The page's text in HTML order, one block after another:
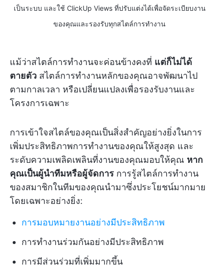
เป็นระบบ และใช้ ClickUp Views ที่ปรับแต่งได้เพื่อจัดระเบียบงาน
ของคุณและรองรับทุกสไตล์การทำงาน
แม้ว่าสไตล์การทำงานจะค่อนข้างคงที่ แต่ก็ไม่ได้
ตายตัว สไตล์การทำงานหลักของคุณอาจพัฒนาไป
ตามกาลเวลา หรือเปลี่ยนแปลงเพื่อรองรับงานและ
โครงการเฉพาะ
การเข้าใจสไตล์ของคุณเป็นสิ่งสำคัญอย่างยิ่งในการ
เพิ่มประสิทธิภาพการทำงานของคุณให้สูงสุด และ
ระดับความเพลิดเพลินที่งานของคุณมอบให้คุณ หาก
คุณเป็นผู้นำทีมหรือผู้จัดการ การรู้สไตล์การทำงาน
ของสมาชิกในทีมของคุณนำมาซึ่งประโยชน์มากมาย
โดยเฉพาะอย่างยิ่ง:
การมอบหมายงานอย่างมีประสิทธิภาพ
การทำงานร่วมกันอย่างมีประสิทธิภาพ
การมีส่วนร่วมที่เพิ่มมากขึ้น